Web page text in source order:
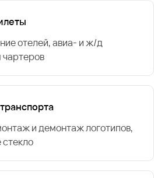
отелей, авиа- и ж/д
чартеров
и демонтаж логотипов,
стекло